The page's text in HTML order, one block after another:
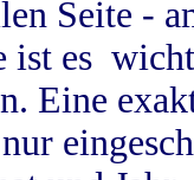
Seite -
ist es
Eine